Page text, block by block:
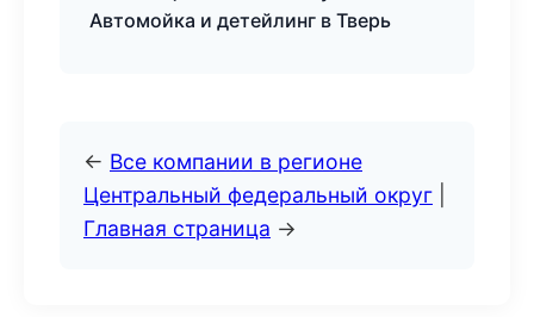
Автомойка и детейлинг в Тверь
← Все компании в регионе
Центральный федеральный округ
Главная страница →